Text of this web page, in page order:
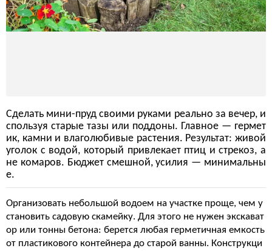
Сделать мини-пруд своими руками реально за вечер, и
спользуя старые тазы или поддоны. Главное — гермет
ик, камни и влаголюбивые растения. Результат: живой
уголок с водой, который привлекает птиц и стрекоз, а
не комаров. Бюджет смешной, усилия — минимальны
е.
Организовать небольшой водоем на участке проще, чем у
становить садовую скамейку. Для этого не нужен экскават
ор или тонны бетона: берется любая герметичная емкость
от пластикового контейнера до старой ванны. Конструкци